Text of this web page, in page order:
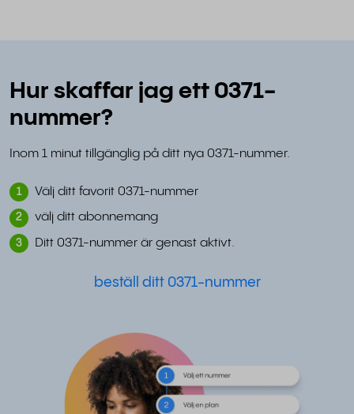
Hur skaffar jag ett 0371-
nummer?
Inom 1 minut tillgänglig på ditt nya 0371-nummer.
1 Välj ditt favorit 0371-nummer
2 välj ditt abonnemang
3 Ditt 0371-nummer är genast aktivt.
beställ ditt 0371-nummer